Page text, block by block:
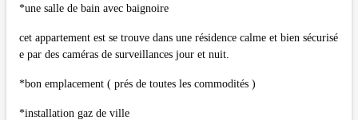
*une salle de bain avec baignoire
cet appartement est se trouve dans une résidence calme et bien sécurisé
e par des caméras de surveillances jour et nuit.
*bon emplacement ( prés de toutes les commodités )
*installation gaz de ville